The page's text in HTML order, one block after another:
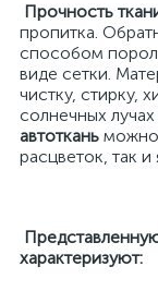
Прочность
пропитка.
способом
виде сетки.
чистку, стирку,
солнечных лучах
автоткань можно
расцветок, так и
характеризуют: